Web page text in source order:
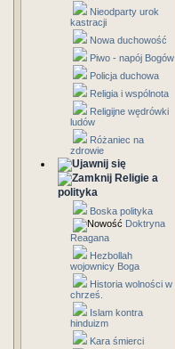
Nieodparty urok
kastracji
Nowa duchowość
Piwo - napój Bogów
Policja duchowa
Religia i wspólnota
Religijne wędrówki
ludów
Różaniec na
zdrowie
Religie a
polityka
Boska polityka
Doktryna
Reagana
Hezbollah
wojownicy Boga
Historia wolności w
chrześ.
Islam kontra
hinduizm
Kara śmierci